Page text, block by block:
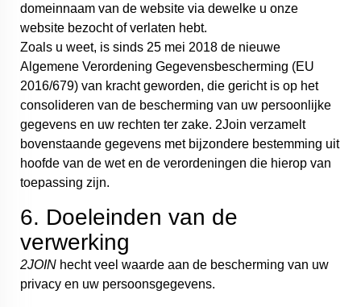
domeinnaam van de website via dewelke u onze
website bezocht of verlaten hebt.
Zoals u weet, is sinds 25 mei 2018 de nieuwe
Algemene Verordening Gegevensbescherming (EU
2016/679) van kracht geworden, die gericht is op het
consolideren van de bescherming van uw persoonlijke
gegevens en uw rechten ter zake. 2Join verzamelt
bovenstaande gegevens met bijzondere bestemming uit
hoofde van de wet en de verordeningen die hierop van
toepassing zijn.
6. Doeleinden van de
verwerking
2JOIN hecht veel waarde aan de bescherming van uw
privacy en uw persoonsgegevens.